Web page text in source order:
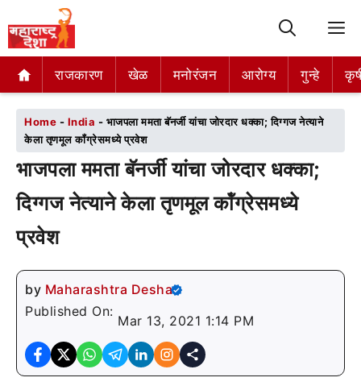
राजकारण खेळ मनोरंजन आरोग्य गुन्हे
राजकारण खेळ मनोरंजन आरोग्य गुन्हे
Home - India - भाजपला ममता बॅनर्जी यांचा जोरदार धक्का; दिग्गज नेत्याने
केला तृणमूल कॉंग्रेसमध्ये प्रवेश
भाजपला ममता बॅनर्जी यांचा जोरदार धक्का;
दिग्गज नेत्याने केला तृणमूल कॉंग्रेसमध्ये
प्रवेश
by Maharashtra Desha
Published On:
Mar 13, 2021 1:14 PM